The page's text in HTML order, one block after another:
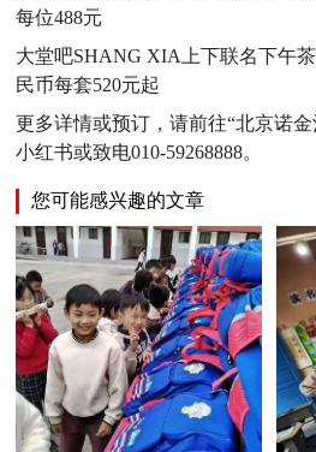
每位488元
大堂吧SHANG XIA上下联名下午
民币每套520元起
更多详情或预订，请前往“北京诺
小红书或致电010-59268888。
您可能感兴趣的文章